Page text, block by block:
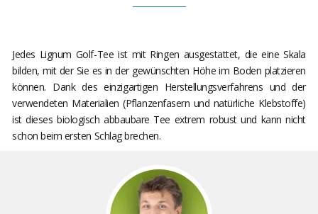
Jedes Lignum Golf-Tee ist mit Ringen ausgestattet, die eine Skala
bilden, mit der Sie es in der gewünschten Höhe im Boden platzieren
können. Dank des einzigartigen Herstellungsverfahrens und der
verwendeten Materialien (Pflanzenfasern und natürliche Klebstoffe)
ist dieses biologisch abbaubare Tee extrem robust und kann nicht
schon beim ersten Schlag brechen.